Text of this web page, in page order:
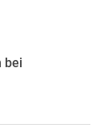
bei